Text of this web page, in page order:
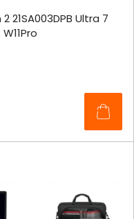
21SA003DPB Ultra 7